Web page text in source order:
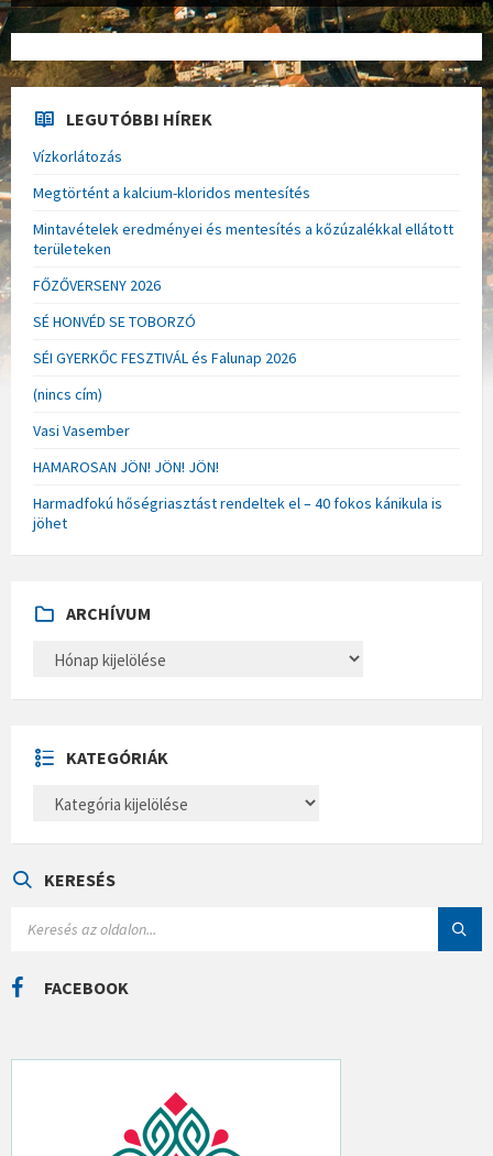
LEGUTÓBBI HÍREK
Vízkorlátozás
Megtörtént a kalcium-kloridos mentesítés
Mintavételek eredményei és mentesítés a kőzúzalékkal ellátott
területeken
FŐZŐVERSENY 2026
SÉ HONVÉD SE TOBORZÓ
SÉI GYERKŐC FESZTIVÁL és Falunap 2026
(nincs cím)
Vasi Vasember
HAMAROSAN JÖN! JÖN! JÖN!
Harmadfokú hőségriasztást rendeltek el – 40 fokos kánikula is
jöhet
ARCHÍVUM
H
U
M
KATEGÓRIÁK
E
Á
KERESÉS
C
H
FACEBOOK